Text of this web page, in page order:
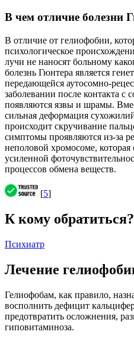
В чем отличие болезни
В отличие от гелиофобии,
психологическое
лучи не наносят больному
болезнь Гюнтера является
передающейся аутосомно-
заболевании после контакта с
появляются язвы и шрамы.
сильная деформация
происходит скручивание
симптомы проявляются из-за
неполовой хромосоме,
усиленной
процессов обмена веществ.
[5]
К кому обратиться?
Психиатр
Лечение
Гелиофобам, как правило,
восполнить дефицит
предотвратить осложнения,
гиповитаминоза.